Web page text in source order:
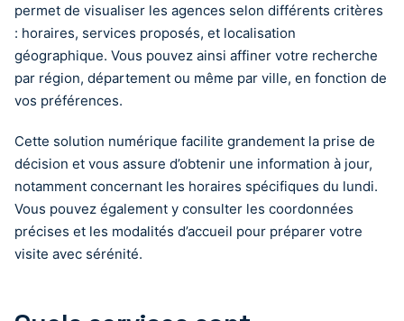
permet de visualiser les agences selon différents critères
: horaires, services proposés, et localisation
géographique. Vous pouvez ainsi affiner votre recherche
par région, département ou même par ville, en fonction de
vos préférences.
Cette solution numérique facilite grandement la prise de
décision et vous assure d’obtenir une information à jour,
notamment concernant les horaires spécifiques du lundi.
Vous pouvez également y consulter les coordonnées
précises et les modalités d’accueil pour préparer votre
visite avec sérénité.